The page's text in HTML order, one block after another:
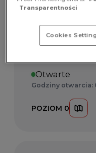
odwiedź
w którym
Otwarte
Godziny otwarcia:
POZIOM 0
Transparentności
Cookies